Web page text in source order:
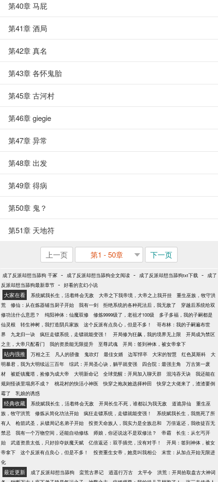
第40章 马屁
第41章 酒局
第42章 真名
第43章 各怀鬼胎
第45章 古河村
第46章 giegie
第47章 异常
第48章 出发
第49章 得病
第50章 鬼？
第51章 天地符
上一页 第1 - 50章 下一页
成了反派却想当舔狗 千冢 - 成了反派却想当舔狗全文阅读 - 成了反派却想当舔狗txt下载 -
成了
反派却想当舔狗最新章节 - 好看的玄幻小说
大家在看 系统赋我长生，活着终会无敌 大帝之下我帝境，大帝之上我开挂
重生巫族，牧守洪
荒
修仙：从在炼器铺当厨子开始 我有一剑 拒绝系统的各种死法后，我无敌了
穿越后系统给双
修功法什么意思？
纯阳神体：仙魔双修 修炼9999级了，老祖才100级
多子多福，我的子嗣都是
仙灵根
转生神树，我打造阴兵家族 这个反派有点良心，但是不多！
哥布林：我的子嗣遍布世
界
九龙归一诀 疯狂走镖系统，走镖就能变强！ 开局修为狂飙，我的境界无上限
开局成为禁区
之主，大帝只配看门
我的资质能无限提升 至尊武魂 开局：签到神体，被女帝拿下
站内强推 万相之王 凡人的骄傲 鬼吹灯 最佳女婿 边军悍卒 大宋的智慧 红色莫斯科
大
明暴君，我为大明续运三百年
综武：开局圣心诀，躺平就变强 四合院：最强主角
万古第一废
材
被贬镇魔塔，捡修为成大帝 大明新命记 全球觉醒：开局加入聊天群 混沌吞天诀
我还能在
规则怪谈里塌房不成？
桃花村的快活小神医 快穿之炮灰她选择种田
快穿之大佬来了，渣渣要倒
霉了
乳娘的诱惑
经典收藏 系统赋我长生，活着终会无敌 开局长生不死，谁都以为我无敌 道诡异仙
重生巫
族，牧守洪荒
修炼从简化功法开始 疯狂走镖系统，走镖就能变强！
系统赋我长生，我熬死了所
有人
枪箭武圣，从镖局记名弟子开始 投资天命族人，我实力是全族总和
万倍返还，我收徒百无
禁忌
我有一个万物空间，还能自动修练 师娘，你还说这不是双修法？ 帝霸
长生：从乞丐开
始
武道资质太低，只好掠夺妖魔天赋 亿倍返还：双手插兜，没有对手！
开局：签到神体，被女
帝拿下
这个反派有点良心，但是不多！ 投资重生女帝，她竟叫我相公
末世：从加点开始无限进
化
最近更新 成了反派却想当舔狗 蛮荒古界记 逍遥行万古 太平令
洪荒：开局拾取盘古大神词